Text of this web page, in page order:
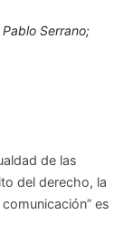
Serrano;
de las
del derecho, la
es